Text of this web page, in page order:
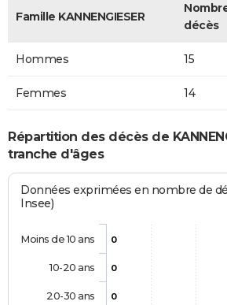
Famille KANNENGIESER
décès
Hommes 15
Femmes 14
Répartition des décès de
tranche d'âges
Données exprimées en nombre de
Insee)
0
0
0
Moins de 10 ans
10-20 ans
20-30 ans